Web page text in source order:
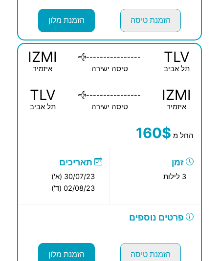
הזמנת טיסה הזמנת מלון
TLV
תל אביב
----------------
טיסה ישירה
IZMI
איזמיר
IZMI
איזמיר
----------------
טיסה ישירה
TLV
תל אביב
החל מ 160$
זמן
3 לילות
תאריכים
30/07/23 (א')
02/08/23 (ד')
פרטים נוספים
הזמנת טיסה הזמנת מלון